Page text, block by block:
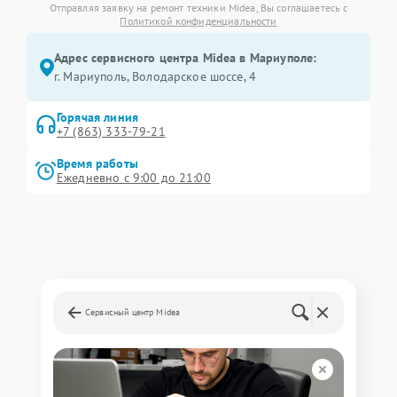
Отправляя заявку на ремонт техники Midea, Вы соглашаетесь с
Политикой конфиденциальности
Адрес сервисного центра Midea в Мариуполе:
г. Мариуполь, Володарское шоссе, 4
Горячая линия
+7 (863) 333-79-21
Время работы
Ежедневно с 9:00 до 21:00
Сервисный центр Midea